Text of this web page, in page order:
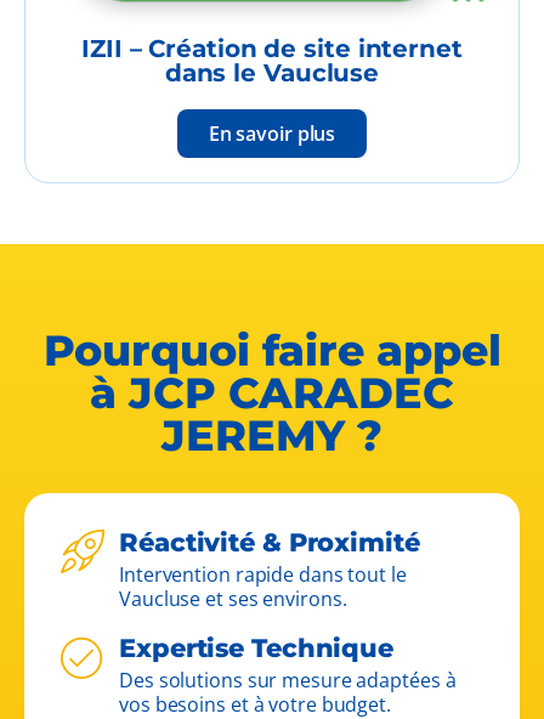
IZII – Création de site internet
dans le Vaucluse
En savoir plus
Pourquoi faire appel
à JCP CARADEC
JEREMY ?
Réactivité & Proximité
Intervention rapide dans tout le
Vaucluse et ses environs.
Expertise Technique
Des solutions sur mesure adaptées à
vos besoins et à votre budget.